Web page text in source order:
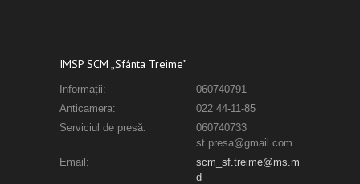
IMSP SCM „Sfânta Treime”
Informații:
060740791
Anticamera:
022 44-11-85
Serviciul de presă:
060740733
st.presa@gmail.com
Email:
scm_sf.treime@ms.m
d